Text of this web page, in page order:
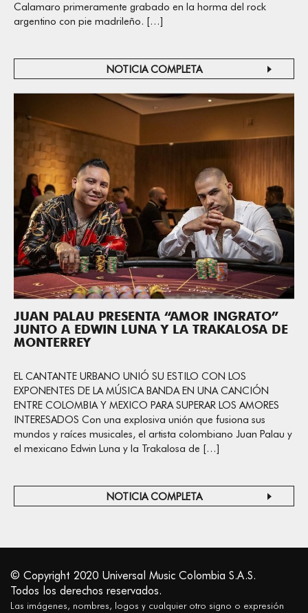
Calamaro primeramente grabado en la horma del rock
argentino con pie madrileño. […]
NOTICIA COMPLETA
JUAN PALAU PRESENTA “AMOR INGRATO”
JUNTO A EDWIN LUNA Y LA TRAKALOSA DE
MONTERREY
EL CANTANTE URBANO UNIÓ SU ESTILO CON LOS
EXPONENTES DE LA MÚSICA BANDA EN UNA CANCIÓN
ENTRE COLOMBIA Y MEXICO PARA SUPERAR LOS AMORES
INTERESADOS Con una explosiva unión que fusiona sus
mundos y raíces musicales, el artista colombiano Juan Palau y
el mexicano Edwin Luna y la Trakalosa de […]
NOTICIA COMPLETA
© Copyright 2020 Universal Music Colombia S.A.S.
Todos los derechos reservados.
Las imágenes, nombres, logos y cualquier otro signo o expresión